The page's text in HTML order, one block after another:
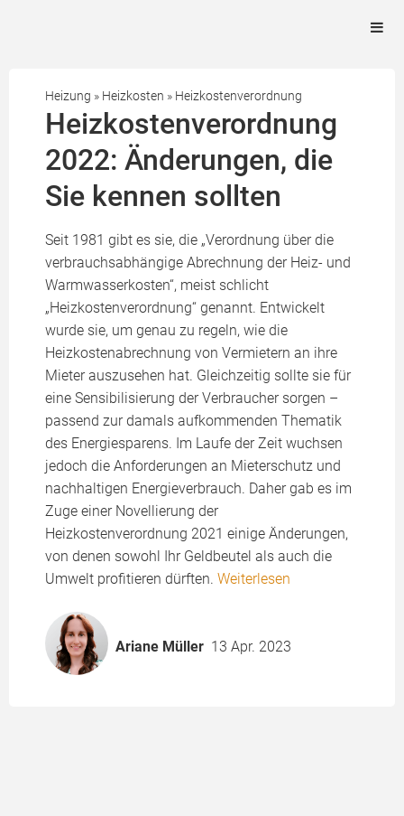
Heizung » Heizkosten » Heizkostenverordnung
Heizkostenverordnung
2022: Änderungen, die
Sie kennen sollten
Seit 1981 gibt es sie, die „Verordnung über die
verbrauchsabhängige Abrechnung der Heiz- und
Warmwasserkosten“, meist schlicht
„Heizkostenverordnung“ genannt. Entwickelt
wurde sie, um genau zu regeln, wie die
Heizkostenabrechnung von Vermietern an ihre
Mieter auszusehen hat. Gleichzeitig sollte sie für
eine Sensibilisierung der Verbraucher sorgen –
passend zur damals aufkommenden Thematik
des Energiesparens. Im Laufe der Zeit wuchsen
jedoch die Anforderungen an Mieterschutz und
nachhaltigen Energieverbrauch. Daher gab es im
Zuge einer Novellierung der
Heizkostenverordnung 2021 einige Änderungen,
von denen sowohl Ihr Geldbeutel als auch die
Umwelt profitieren dürften. Weiterlesen
Ariane Müller 13 Apr. 2023